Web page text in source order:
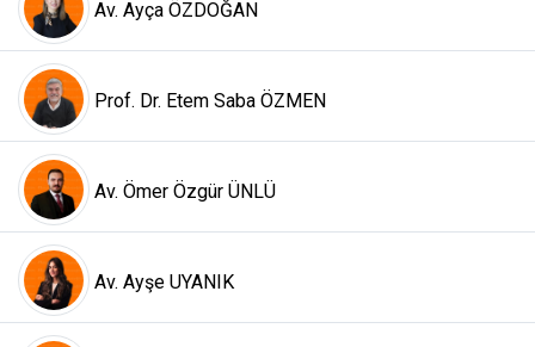
Av. Ayça ÖZDOĞAN
Prof. Dr. Etem Saba ÖZMEN
Av. Ömer Özgür ÜNLÜ
Av. Ayşe UYANIK